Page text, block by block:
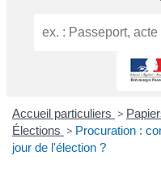
Accueil particuliers >
Élections > Procuration :
jour de l'élection ?